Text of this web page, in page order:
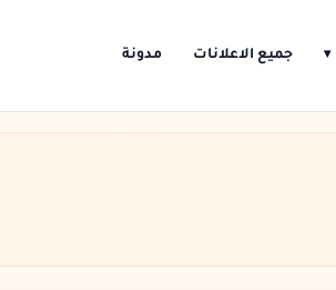
▾ جميع الاعلانات مدونة